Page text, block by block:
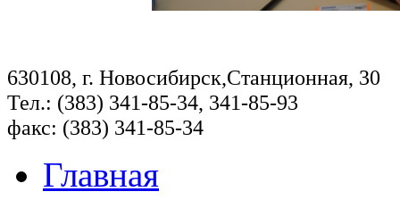
630108, г. Новосибирск,Станционная, 30
Тел.: (383) 341-85-34, 341-85-93
факс: (383) 341-85-34
Главная